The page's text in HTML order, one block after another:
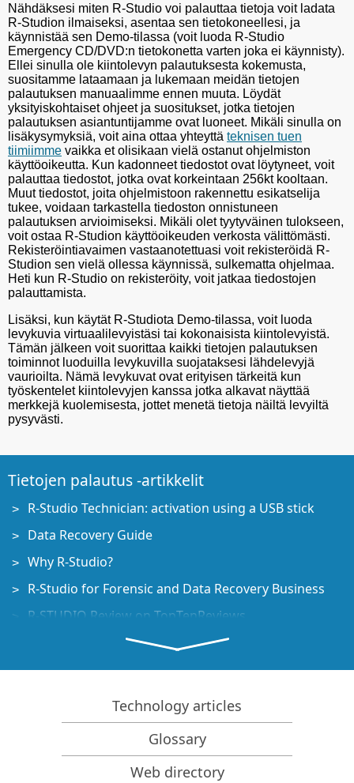
Nähdäksesi miten R-Studio voi palauttaa tietoja voit ladata
R-Studion ilmaiseksi, asentaa sen tietokoneellesi, ja
käynnistää sen Demo-tilassa (voit luoda R-Studio
Emergency CD/DVD:n tietokonetta varten joka ei käynnisty).
Ellei sinulla ole kiintolevyn palautuksesta kokemusta,
suositamme lataamaan ja lukemaan meidän tietojen
palautuksen manuaalimme ennen muuta. Löydät
yksityiskohtaiset ohjeet ja suositukset, jotka tietojen
palautuksen asiantuntijamme ovat luoneet. Mikäli sinulla on
lisäkysymyksiä, voit aina ottaa yhteyttä teknisen tuen
tiimiimme vaikka et olisikaan vielä ostanut ohjelmiston
käyttöoikeutta. Kun kadonneet tiedostot ovat löytyneet, voit
palauttaa tiedostot, jotka ovat korkeintaan 256kt kooltaan.
Muut tiedostot, joita ohjelmistoon rakennettu esikatselija
tukee, voidaan tarkastella tiedoston onnistuneen
palautuksen arvioimiseksi. Mikäli olet tyytyväinen tulokseen,
voit ostaa R-Studion käyttöoikeuden verkosta välittömästi.
Rekisteröintiavaimen vastaanotettuasi voit rekisteröidä R-
Studion sen vielä ollessa käynnissä, sulkematta ohjelmaa.
Heti kun R-Studio on rekisteröity, voit jatkaa tiedostojen
palauttamista.
Lisäksi, kun käytät R-Studiota Demo-tilassa, voit luoda
levykuvia virtuaalilevyistäsi tai kokonaisista kiintolevyistä.
Tämän jälkeen voit suorittaa kaikki tietojen palautuksen
toiminnot luoduilla levykuvilla suojataksesi lähdelevyjä
vaurioilta. Nämä levykuvat ovat erityisen tärkeitä kun
työskentelet kiintolevyjen kanssa jotka alkavat näyttää
merkkejä kuolemisesta, jottet menetä tietoja näiltä levyiltä
pysyvästi.
Tietojen palautus -artikkelit
R-Studio Technician: activation using a USB stick
Data Recovery Guide
Why R-Studio?
R-Studio for Forensic and Data Recovery Business
R-STUDIO Review on TopTenReviews
File Recovery Specifics for SSD devices
How to recover data from NVMe devices
Predicting Success of Common Data Recovery Cases
Recovery of Overwritten Data
Emergency File Recovery Using R-Studio Emergency
RAID Recovery Presentation
Technology articles
Glossary
Web directory